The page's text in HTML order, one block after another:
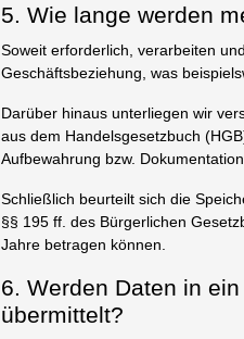
5. Wie lange werden
Soweit erforderlich, verarbeiten
Geschäftsbeziehung, was
Darüber hinaus unterliegen wir
aus dem Handelsgesetzbuch
Aufbewahrung bzw.
Schließlich beurteilt sich die
§§ 195 ff. des Bürgerlichen
Jahre betragen können.
6. Werden Daten in
übermittelt?